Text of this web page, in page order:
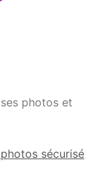
photos et
sécurisé